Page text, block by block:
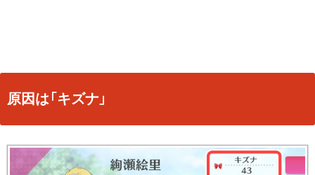
原因は「キズナ」